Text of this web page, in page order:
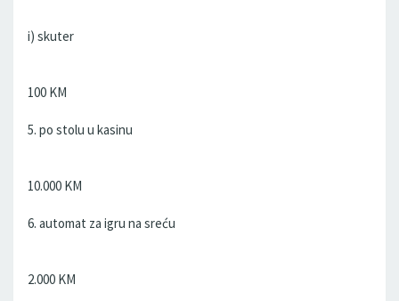
i) skuter
100 KM
5. po stolu u kasinu
10.000 KM
6. automat za igru na sreću
2.000 KM